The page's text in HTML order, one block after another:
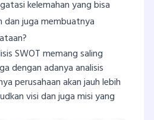
kelemahan yang bisa
dan juga membuatnya
SWOT memang saling
dengan adanya analisis
perusahaan akan jauh lebih
visi dan juga misi yang